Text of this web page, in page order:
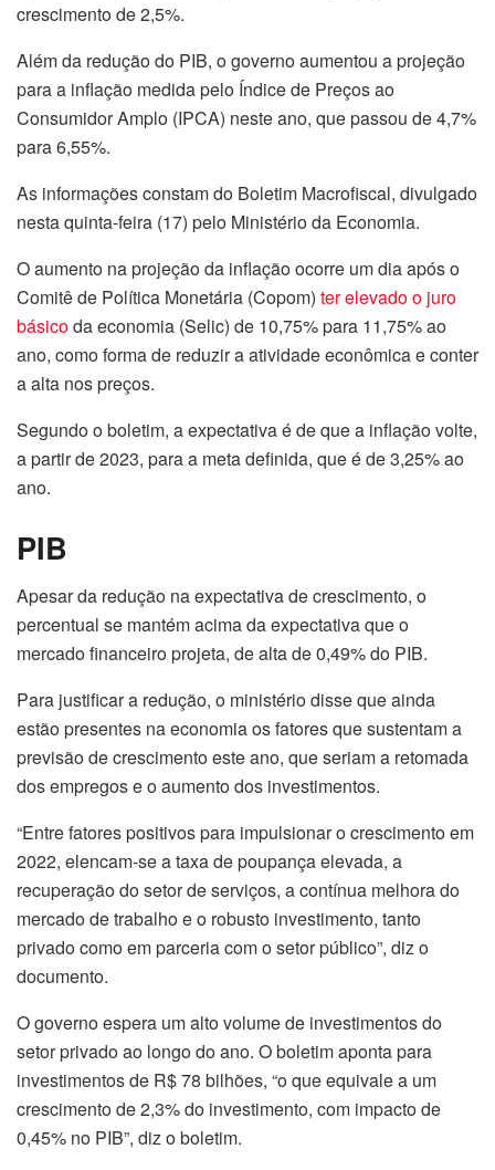
crescimento de 2,5%.
Além da redução do PIB, o governo aumentou a projeção
para a inflação medida pelo Índice de Preços ao
Consumidor Amplo (IPCA) neste ano, que passou de 4,7%
para 6,55%.
As informações constam do Boletim Macrofiscal, divulgado
nesta quinta-feira (17) pelo Ministério da Economia.
O aumento na projeção da inflação ocorre um dia após o
Comitê de Política Monetária (Copom) ter elevado o juro
básicoda economia (Selic) de 10,75% para 11,75% ao
ano, como forma de reduzir a atividade econômica e conter
a alta nos preços.
Segundo o boletim, a expectativa é de que a inflação volte,
a partir de 2023, para a meta definida, que é de 3,25% ao
ano.
PIB
Apesar da redução na expectativa de crescimento, o
percentual se mantém acima da expectativa que o
mercado financeiro projeta, de alta de 0,49% do PIB.
Para justificar a redução, o ministério disse que ainda
estão presentes na economia os fatores que sustentam a
previsão de crescimento este ano, que seriam a retomada
dos empregos e o aumento dos investimentos.
“Entre fatores positivos para impulsionar o crescimento em
2022, elencam-se a taxa de poupança elevada, a
recuperação do setor de serviços, a contínua melhora do
mercado de trabalho e o robusto investimento, tanto
privado como em parceria com o setor público”, diz o
documento.
O governo espera um alto volume de investimentos do
setor privado ao longo do ano. O boletim aponta para
investimentos de R$ 78 bilhões, “o que equivale a um
crescimento de 2,3% do investimento, com impacto de
0,45% no PIB”, diz o boletim.